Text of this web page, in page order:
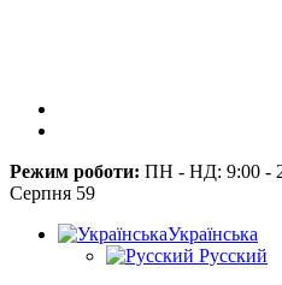
Режим роботи: ПН - НД: 9:00 -
Серпня 59
Українська
Русский